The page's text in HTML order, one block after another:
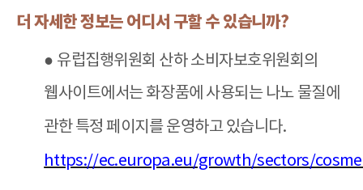
더 자세한 정보는 어디서 구할 수 있습니까?
● 유럽집행위원회 산하 소비자보호위원회의
웹사이트에서는 화장품에 사용되는 나노 물질에
관한 특정 페이지를 운영하고 있습니다.
https://ec.europa.eu/growth/sectors/